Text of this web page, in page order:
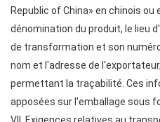
Republic of China» en chinois ou
dénomination du produit, le lieu
de transformation et son
nom et l'adresse de
permettant la traçabilité. Ces
apposées sur l'emballage sous